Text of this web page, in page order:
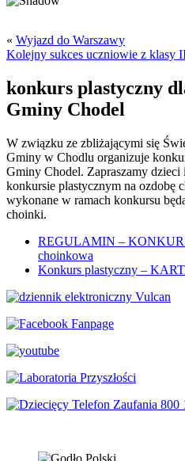
« Wyjazd do Warszawy
Kolejny sukces uczniowie z klasy
konkurs plastyczny
Gminy Chodel
W związku ze zbliżającymi się
Gminy w Chodlu organizuje
Gminy Chodel. Zapraszamy dzieci
konkursie plastycznym na ozdobę
wykonane w ramach konkursu
choinki.
REGULAMIN –
choinkowa
Konkurs plastyczny –